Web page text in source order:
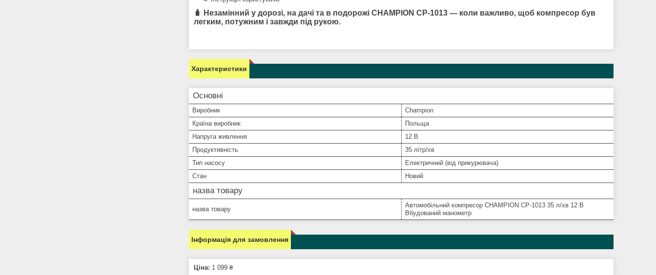
🧳 Незамінний у дорозі, на дачі та в подорожі CHAMPION CP-1013 — коли важливо, щоб компресор був
легким, потужним і завжди під рукою.
Характеристики
Основні
Виробник
Champion
Країна виробник
Польща
Напруга живлення
12 В
Продуктивність
35 літр/хв
Тип насосу
Електричний (від прикурювача)
Стан
Новий
назва товару
назва товару
Автомобільний компресор CHAMPION CP-1013 35 л/хв 12 В
Вбудований манометр
Інформація для замовлення
Ціна: 1 099 ₴